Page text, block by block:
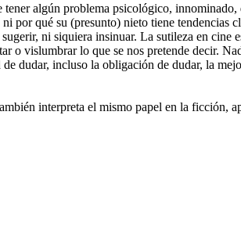
tener algún problema psicológico, innominado,
por qué su (presunto) nieto tiene tendencias
ni siquiera insinuar. La sutileza en cine
o vislumbrar lo que se nos pretende decir.
dudar, incluso la obligación de dudar, la
interpreta el mismo papel en la ficción,